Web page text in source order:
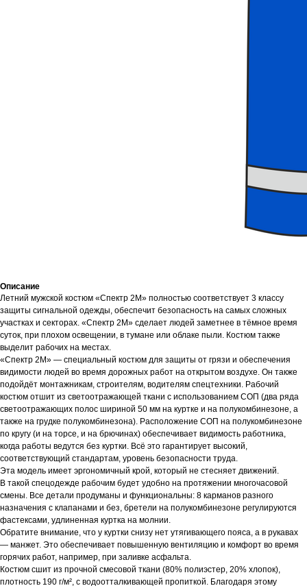
Описание
Летний мужской костюм «Спектр 2М» полностью соответствует 3 классу
защиты сигнальной одежды, обеспечит безопасность на самых сложных
участках и секторах. «Спектр 2М» сделает людей заметнее в тёмное время
суток, при плохом освещении, в тумане или облаке пыли. Костюм также
выделит рабочих на местах.
«Спектр 2М» — специальный костюм для защиты от грязи и обеспечения
видимости людей во время дорожных работ на открытом воздухе. Он также
подойдёт монтажникам, строителям, водителям спецтехники. Рабочий
костюм отшит из светоотражающей ткани с использованием СОП (два ряда
светоотражающих полос шириной 50 мм на куртке и на полукомбинезоне, а
также на грудке полукомбинезона). Расположение СОП на полукомбинезоне
по кругу (и на торсе, и на брючинах) обеспечивает видимость работника,
когда работы ведутся без куртки. Всё это гарантирует высокий,
соответствующий стандартам, уровень безопасности труда.
Эта модель имеет эргономичный крой, который не стесняет движений.
В такой спецодежде рабочим будет удобно на протяжении многочасовой
смены. Все детали продуманы и функциональны: 8 карманов разного
назначения с клапанами и без, бретели на полукомбинезоне регулируются
фастексами, удлиненная куртка на молнии.
Обратите внимание, что у куртки снизу нет утягивающего пояса, а в рукавах
— манжет. Это обеспечивает повышенную вентиляцию и комфорт во время
горячих работ, например, при заливке асфальта.
Костюм сшит из прочной смесовой ткани (80% полиэстер, 20% хлопок),
плотность 190 г/м², с водоотталкивающей пропиткой. Благодаря этому